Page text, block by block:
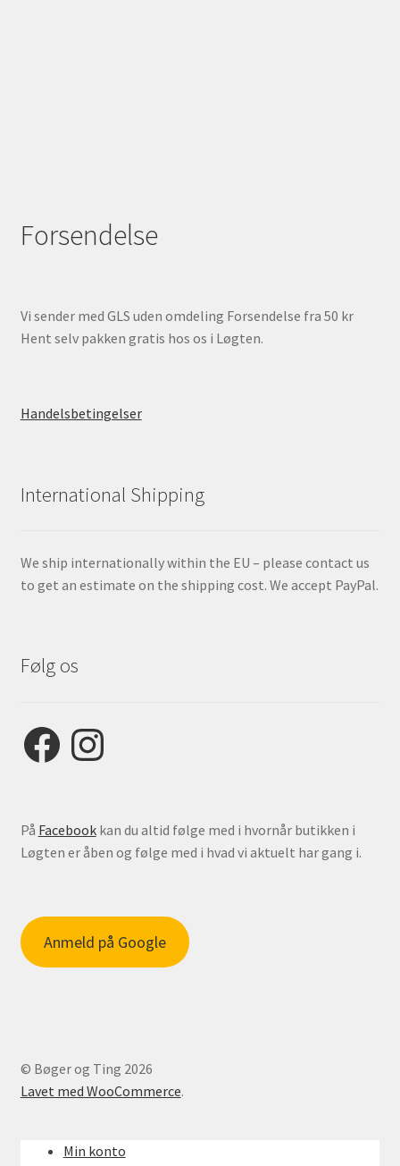
Forsendelse
Vi sender med GLS uden omdeling Forsendelse fra 50 kr
Hent selv pakken gratis hos os i Løgten.
Handelsbetingelser
International Shipping
We ship internationally within the EU – please contact us
to get an estimate on the shipping cost. We accept PayPal.
Følg os
FacebookInstagram
På Facebookkan du altid følge med i hvornår butikken i
Løgten er åben og følge med i hvad vi aktuelt har gang i.
Anmeld på Google
© Bøger og Ting 2026
Lavet med WooCommerce.
Min konto